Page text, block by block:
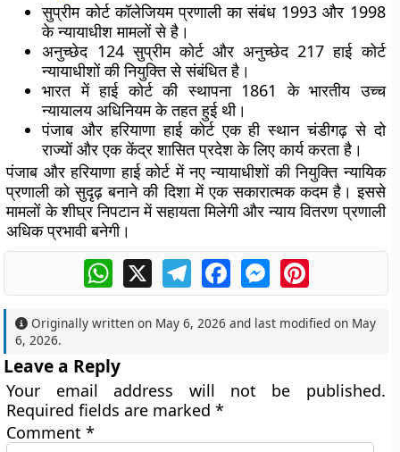
सुप्रीम कोर्ट कॉलेजियम प्रणाली का संबंध 1993 और 1998
के न्यायाधीश मामलों से है।
अनुच्छेद 124 सुप्रीम कोर्ट और अनुच्छेद 217 हाई कोर्ट
न्यायाधीशों की नियुक्ति से संबंधित है।
भारत में हाई कोर्ट की स्थापना 1861 के भारतीय उच्च
न्यायालय अधिनियम के तहत हुई थी।
पंजाब और हरियाणा हाई कोर्ट एक ही स्थान चंडीगढ़ से दो
राज्यों और एक केंद्र शासित प्रदेश के लिए कार्य करता है।
पंजाब और हरियाणा हाई कोर्ट में नए न्यायाधीशों की नियुक्ति न्यायिक
प्रणाली को सुदृढ़ बनाने की दिशा में एक सकारात्मक कदम है। इससे
मामलों के शीघ्र निपटान में सहायता मिलेगी और न्याय वितरण प्रणाली
अधिक प्रभावी बनेगी।
WhatsApp
X TelegramFacebookMessengerPinterest
Originally written on May 6, 2026 and last modified on May
6, 2026.
Leave a Reply
Your email address will not be published.
Required fields are marked*
Comment*